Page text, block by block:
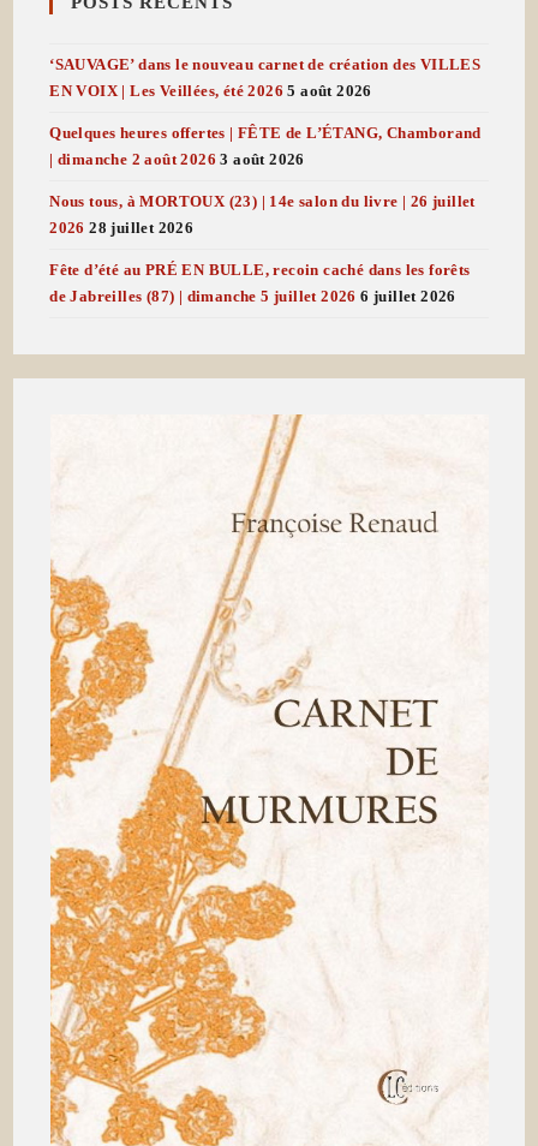
‘SAUVAGE’ dans le nouveau carnet de création des VILLES
EN VOIX | Les Veillées, été 2026 5 août 2026
Quelques heures offertes | FÊTE de L’ÉTANG, Chamborand
| dimanche 2 août 2026 3 août 2026
Nous tous, à MORTOUX (23) | 14e salon du livre | 26 juillet
2026 28 juillet 2026
Fête d’été au PRÉ EN BULLE, recoin caché dans les forêts
de Jabreilles (87) | dimanche 5 juillet 2026 6 juillet 2026